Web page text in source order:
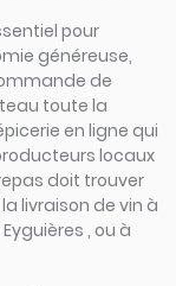
pour
généreuse,
de
toute la
en ligne qui
locaux
doit trouver
livraison de vin à
, ou à